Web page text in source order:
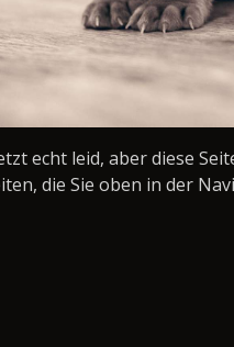
echt leid, aber diese
die Sie oben in der